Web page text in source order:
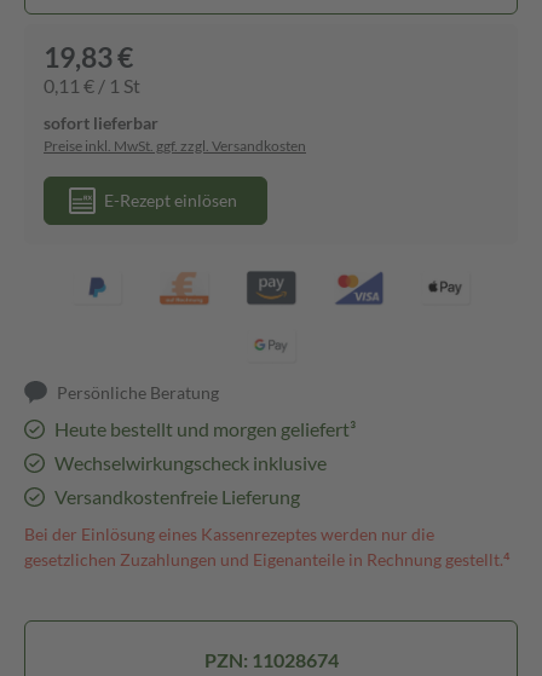
19,83 €
0,11 € / 1 St
sofort lieferbar
Preise inkl. MwSt. ggf. zzgl. Versandkosten
E-Rezept einlösen
Persönliche Beratung
Heute bestellt und morgen geliefert³
Wechselwirkungscheck inklusive
Versandkostenfreie Lieferung
Bei der Einlösung eines Kassenrezeptes werden nur die
gesetzlichen Zuzahlungen und Eigenanteile in Rechnung gestellt.⁴
PZN: 11028674